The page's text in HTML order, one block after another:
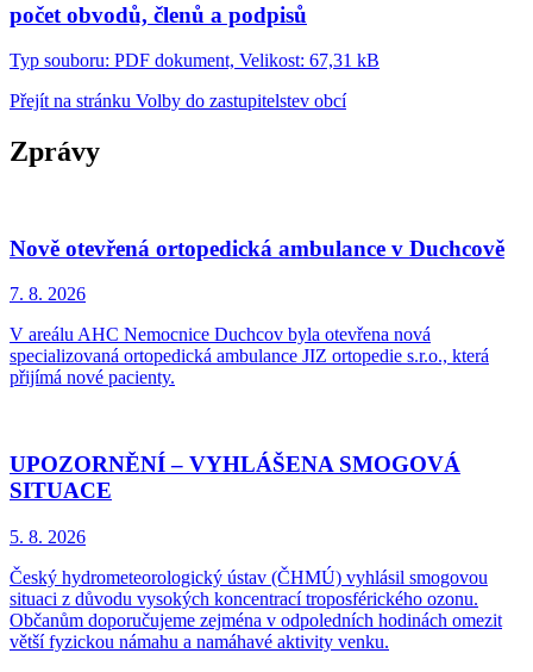
počet obvodů, členů a podpisů
Typ souboru: PDF dokument, Velikost: 67,31 kB
Přejít na stránku Volby do zastupitelstev obcí
Zprávy
Nově otevřená ortopedická ambulance v Duchcově
7. 8. 2026
V areálu AHC Nemocnice Duchcov byla otevřena nová
specializovaná ortopedická ambulance JIZ ortopedie s.r.o., která
přijímá nové pacienty.
UPOZORNĚNÍ – VYHLÁŠENA SMOGOVÁ
SITUACE
5. 8. 2026
Český hydrometeorologický ústav (ČHMÚ) vyhlásil smogovou
situaci z důvodu vysokých koncentrací troposférického ozonu.
Občanům doporučujeme zejména v odpoledních hodinách omezit
větší fyzickou námahu a namáhavé aktivity venku.